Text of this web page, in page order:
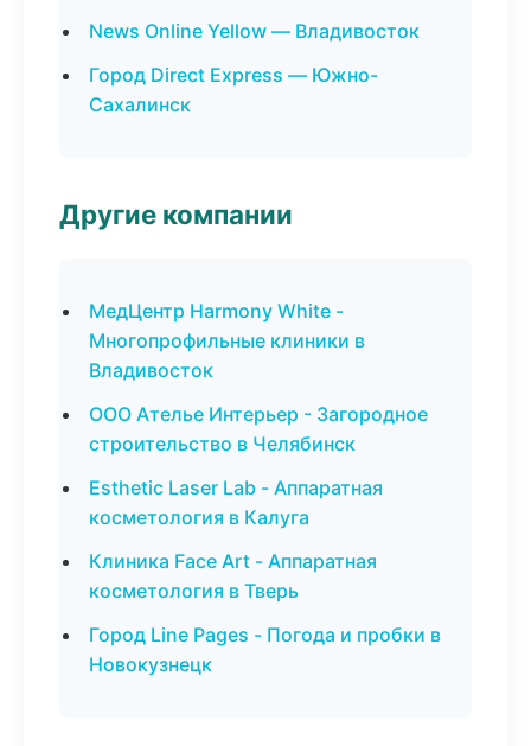
News Online Yellow — Владивосток
Город Direct Express — Южно-
Сахалинск
Другие компании
МедЦентр Harmony White -
Многопрофильные клиники в
Владивосток
ООО Ателье Интерьер - Загородное
строительство в Челябинск
Esthetic Laser Lab - Аппаратная
косметология в Калуга
Клиника Face Art - Аппаратная
косметология в Тверь
Город Line Pages - Погода и пробки в
Новокузнецк